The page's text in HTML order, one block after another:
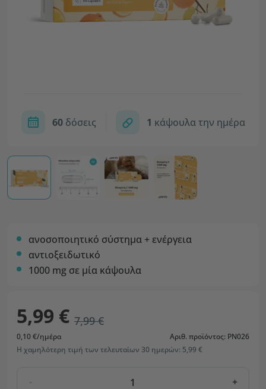
60δόσεις 1 κάψουλα την ημέρα
ανοσοποιητικό σύστημα + ενέργεια
αντιοξειδωτικό
1000 mg σε μία κάψουλα
5,99 € 7,99 €
0,10 €/ημέρα
Αριθ. προϊόντος: PN026
Η χαμηλότερη τιμή των τελευταίων 30 ημερών: 5,99 €
- +